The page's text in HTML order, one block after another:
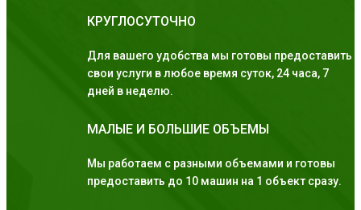
КРУГЛОСУТОЧНО
Для вашего удобства мы готовы предоставить
свои услуги в любое время суток, 24 часа, 7
дней в неделю.
МАЛЫЕ И БОЛЬШИЕ ОБЪЕМЫ
Мы работаем с разными объемами и готовы
предоставить до 10 машин на 1 объект сразу.